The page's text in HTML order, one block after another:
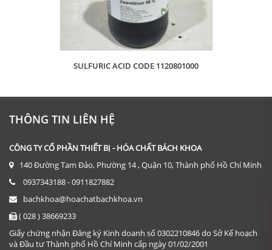
SULFURIC ACID CODE 1120801000
THÔNG TIN LIÊN HỆ
CÔNG TY CỔ PHẦN THIẾT BỊ - HÓA CHẤT BÁCH KHOA
140 Đường Tam Đảo, Phường 14 , Quận 10, Thành phố Hồ Chí Minh
0937343188 - 0911827882
bachkhoa@hoachatbachkhoa.vn
( 028 ) 38669233
Giấy chứng nhận Đăng ký Kinh doanh số 0302210846 do Sở Kế hoạch
và Đầu tư Thành phố Hồ Chí Minh cấp ngày 01/02/2001